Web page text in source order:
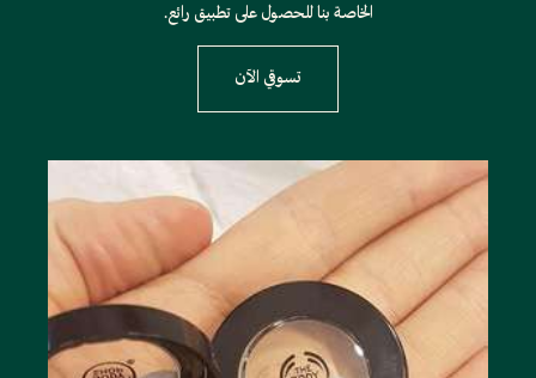
الخاصة بنا للحصول على تطبيق رائع.
تسوقي الآن